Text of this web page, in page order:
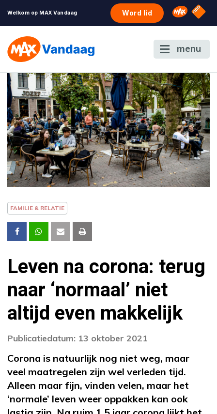
Welkom op MAX Vandaag Word lid Omroep
NPO
menu
FAMILIE & RELATIE
Leven na corona: terug
naar ‘normaal’ niet
altijd even makkelijk
Publicatiedatum: 13 oktober 2021
Corona is natuurlijk nog niet weg, maar
veel maatregelen zijn wel verleden tijd.
Alleen maar fijn, vinden velen, maar het
‘normale’ leven weer oppakken kan ook